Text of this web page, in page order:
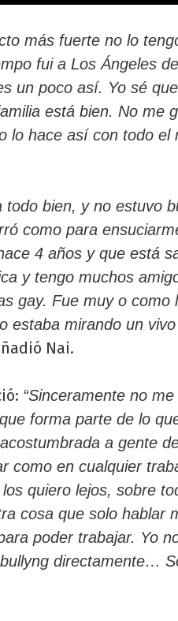
más fuerte no lo
fui a Los Ángeles
un poco así. Yo sé
está bien. No me
lo hace así con todo el
todo bien, y no estuvo
como para
4 años y que está
y tengo muchos
gay. Fue muy o como
estaba mirando un
Nai.
“Sinceramente no
forma parte de lo
a gente
como en cualquier
quiero lejos, sobre
cosa que solo hablar
poder trabajar. Yo
directamente…